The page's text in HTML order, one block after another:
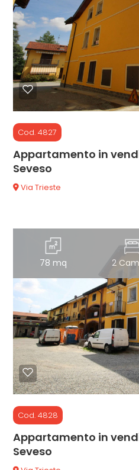
Cod. 4827
Appartamento in
Seveso
Via Trieste
78 mq 2
Cod. 4828
Appartamento in
Seveso
3
4
5
Altre
opzioni
-
Giardino
Posto auto/Box
Balcone/Terrazzo
Ascensore
Arredato
Lusso